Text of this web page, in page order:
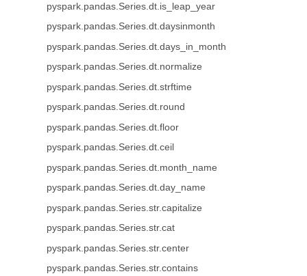
pyspark.pandas.Series.dt.is_leap_year
pyspark.pandas.Series.dt.daysinmonth
pyspark.pandas.Series.dt.days_in_month
pyspark.pandas.Series.dt.normalize
pyspark.pandas.Series.dt.strftime
pyspark.pandas.Series.dt.round
pyspark.pandas.Series.dt.floor
pyspark.pandas.Series.dt.ceil
pyspark.pandas.Series.dt.month_name
pyspark.pandas.Series.dt.day_name
pyspark.pandas.Series.str.capitalize
pyspark.pandas.Series.str.cat
pyspark.pandas.Series.str.center
pyspark.pandas.Series.str.contains